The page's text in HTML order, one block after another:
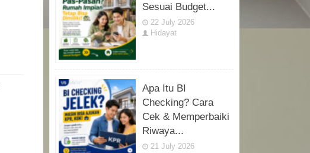
Sesuai Budget...
22 July 2026
Hidayat
Apa Itu BI
Checking? Cara
Cek & Memperbaiki
Riwaya...
21 July 2026